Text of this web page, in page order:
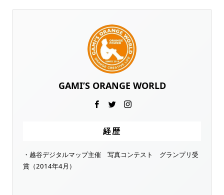
GAMI’S ORANGE WORLD
経歴
・越谷デジタルマップ主催 写真コンテスト グランプリ受
賞（2014年4月）